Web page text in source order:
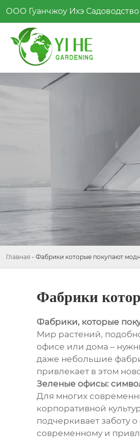
ООО Гуанчжоу Ихэ Садоводство
Главная - Фабрики которые покупают
Фабрики
Фабрики, которые
Мир растений,
офисе или дома –
даже небольшие
привлекает в этом
Зеленые офисы:
Для многих
корпоративной
подчеркивает заботу
современному и